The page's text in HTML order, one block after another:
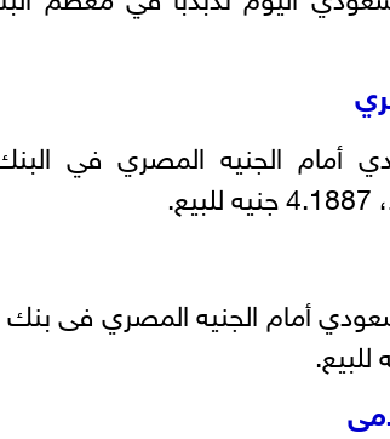
أمام الجنيه المصري في